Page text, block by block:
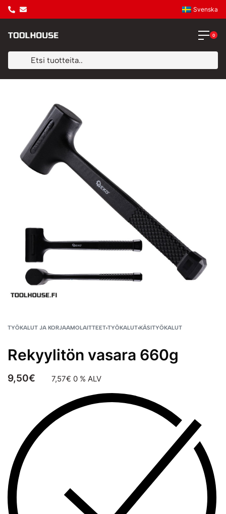
Svenska
0
TYÖKALUT JA KORJAAMOLAITTEET›TYÖKALUT›KÄSITYÖKALUT
Rekyylitön vasara 660g
9,50€ 7,57€ 0 % ALV